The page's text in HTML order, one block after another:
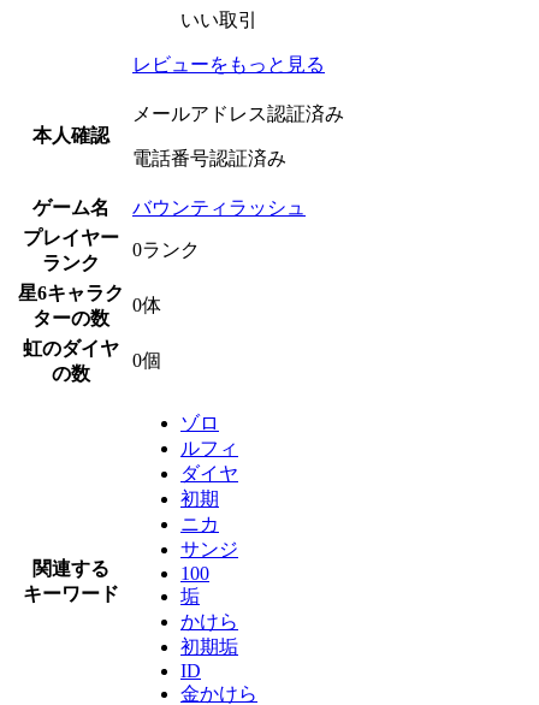
いい取引
レビューをもっと見る
本人確認
メールアドレス認証済み
電話番号認証済み
ゲーム名
バウンティラッシュ
プレイヤー
ランク
0ランク
星6キャラク
ターの数
0体
虹のダイヤ
の数
0個
関連する
キーワード
ゾロ
ルフィ
ダイヤ
初期
ニカ
サンジ
100
垢
かけら
初期垢
ID
金かけら